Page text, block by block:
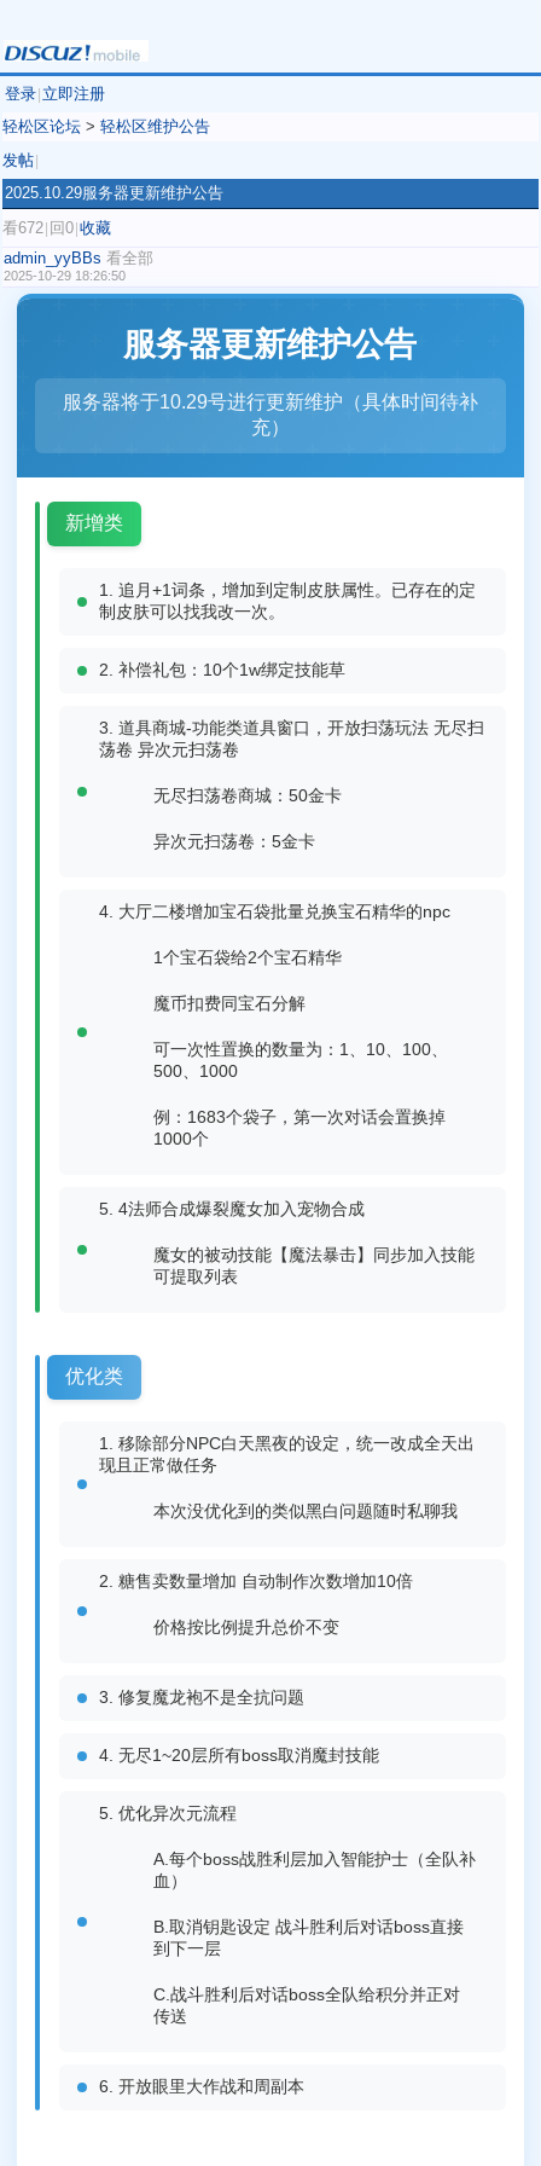
登录 立即注册
轻松区论坛 > 轻松区维护公告
发帖
2025.10.29服务器更新维护公告
看672 回0 收藏
admin_yyBBs 看全部
2025-10-29 18:26:50
服务器更新维护公告
服务器将于10.29号进行更新维护（具体时间待补
充）
新增类
追月+1词条，增加到定制皮肤属性。已存在的定
制皮肤可以找我改一次。
补偿礼包：10个1w绑定技能草
道具商城-功能类道具窗口，开放扫荡玩法 无尽扫
荡卷 异次元扫荡卷
无尽扫荡卷商城：50金卡
异次元扫荡卷：5金卡
大厅二楼增加宝石袋批量兑换宝石精华的npc
1个宝石袋给2个宝石精华
魔币扣费同宝石分解
可一次性置换的数量为：1、10、100、
500、1000
例：1683个袋子，第一次对话会置换掉
1000个
4法师合成爆裂魔女加入宠物合成
魔女的被动技能【魔法暴击】同步加入技能
可提取列表
优化类
移除部分NPC白天黑夜的设定，统一改成全天出
现且正常做任务
本次没优化到的类似黑白问题随时私聊我
糖售卖数量增加 自动制作次数增加10倍
价格按比例提升总价不变
修复魔龙袍不是全抗问题
无尽1~20层所有boss取消魔封技能
优化异次元流程
A.每个boss战胜利层加入智能护士（全队补
血）
B.取消钥匙设定 战斗胜利后对话boss直接
到下一层
C.战斗胜利后对话boss全队给积分并正对
传送
开放眼里大作战和周副本